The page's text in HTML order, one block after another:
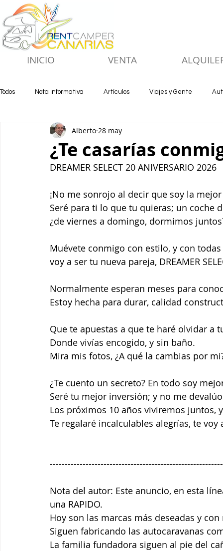
INICIO VENTA
Todos Nota informativa Artículos Viajes y Gente
¿Te casarías
Alberto 28 may
DREAMER SELECT 20 ANIVERSARIO 2026
¡No me sonrojo al decir que soy la
Seré para ti lo que tu quieras; un coche
¿de viernes a domingo, dormimos
Muévete conmigo con estilo, y con
voy a ser tu nueva pareja, DREAMER
Normalmente esperan meses para
Estoy hecha para durar, calidad
Que te apuestas a que te haré olvidar a
Donde vivías encogido, y sin baño.
Mira mis fotos, ¿A qué la cambias por
¿Te cuento un secreto? En todo soy
Seré tu mejor inversión; y no me
Los próximos 10 años viviremos juntos,
Te regalaré incalculables alegrías, te
Nota del autor: Este anuncio, en esta
una RAPIDO.
Hoy son las marcas más deseadas y
Siguen fabricando las autocaravanas
La familia fundadora siguen al pie del